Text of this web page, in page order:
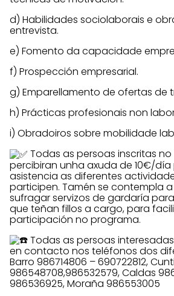
d) Habilidades sociolaborais e
entrevista.
e) Fomento da capacidade
f) Prospección empresarial.
g) Emparellamento de ofertas de
h) Prácticas profesionais non
i) Obradoiros sobre mobilidade
Todas as persoas inscritas
percibiran unha axuda de 10€/día
asistencia as diferentes
participen. Tamén se contempla
sufragar servizos de gardaría
que teñan fillos a cargo, para
participación no programa.
Todas as persoas
en contacto nos teléfonos dos
Barro 986714806 – 690722812,
986548708,986532579, Caldas
986536925, Moraña 986553005